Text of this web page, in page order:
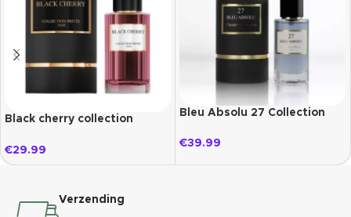
Black cherry collection
€29.99
Bleu Absolu 27 Collection
€39.99
Verzending